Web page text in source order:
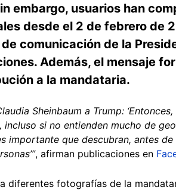
embargo, usuarios han
desde el 2 de febrero de
comunicación de la
Además, el mensaje
a la mandataria.
Sheinbaum a Trump:
incluso si no entienden mucho de
importante que descubran, antes
, afirman publicaciones en
diferentes fotografías de la